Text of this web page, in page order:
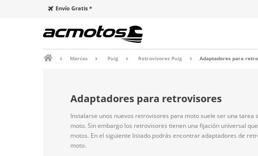
Envío Gratis *
Marcas Puig Retrovisores Puig Adaptadores para
Adaptadores para retrovisores
Instalarse unos nuevos retrovisores para moto suele ser una tarea
moto. Sin embargo los retrovisores tienen una fijación universal
motos. En el siguiente listado podrás encontrar adaptadores de
moto.